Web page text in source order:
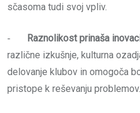
sčasoma tudi svoj vpliv.
‐ Raznolikost prinaša
različne izkušnje, kulturna
delovanje klubov in omogoča
pristope k reševanju problemov.